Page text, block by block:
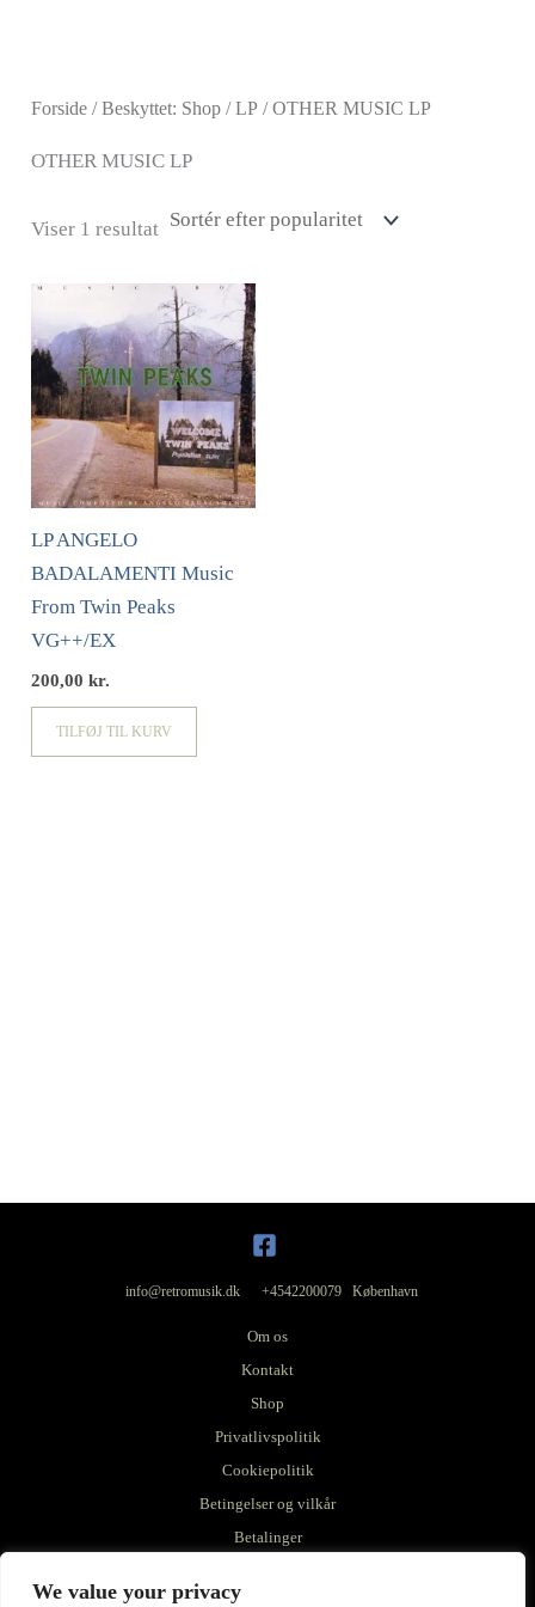
We value your privacy
Forside /Beskyttet: Shop /LP / OTHER MUSIC LP
OTHER MUSIC LP
Viser 1 resultat
LP ANGELO
BADALAMENTI Music
From Twin Peaks
VG++/EX
200,00kr.
TILFØJ TIL KURV
info@retromusik.dk +4542200079 København
Om os
Kontakt
Shop
Privatlivspolitik
Cookiepolitik
Betingelser og vilkår
Betalinger